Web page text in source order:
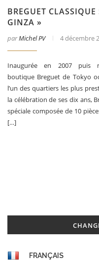
BREGUET
GINZA »
parMichel PV 4 décembre
Inaugurée en 2007 puis
boutique Breguet de Tokyo
l’un des quartiers les plus
la célébration de ses dix ans,
spéciale composée de 10
[…]
FRANÇAIS